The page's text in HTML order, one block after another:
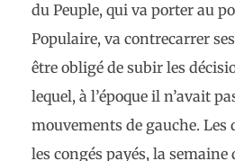
du Peuple, qui va porter au
Populaire, va contrecarrer
être obligé de subir les
lequel, à l’époque il n’avait
mouvements de gauche. Les
les congés payés, la semaine